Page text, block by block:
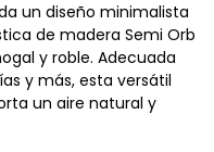
un diseño minimalista
de madera Semi Orb
y roble. Adecuada
y más, esta versátil
un aire natural y